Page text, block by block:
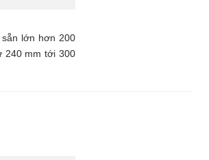
lớn hơn 200
240 mm tới 300